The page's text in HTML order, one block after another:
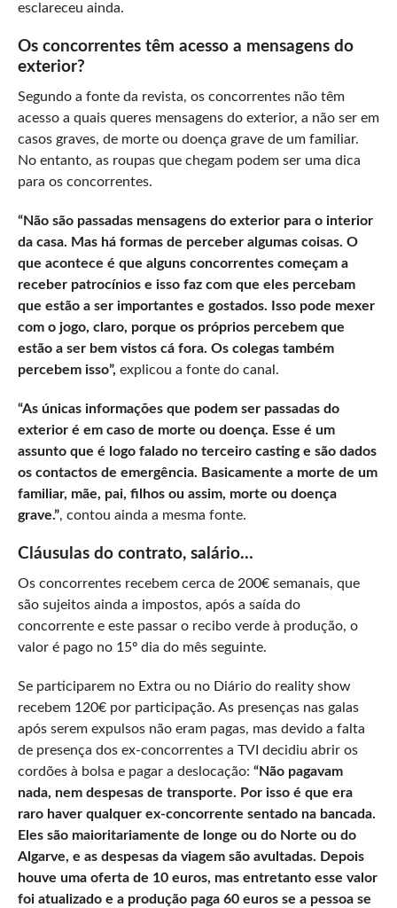
esclareceu ainda.
Os concorrentes têm acesso a mensagens do
exterior?
Segundo a fonte da revista, os concorrentes não têm
acesso a quais queres mensagens do exterior, a não ser em
casos graves, de morte ou doença grave de um familiar.
No entanto, as roupas que chegam podem ser uma dica
para os concorrentes.
“Não são passadas mensagens do exterior para o interior
da casa. Mas há formas de perceber algumas coisas. O
que acontece é que alguns concorrentes começam a
receber patrocínios e isso faz com que eles percebam
que estão a ser importantes e gostados. Isso pode mexer
com o jogo, claro, porque os próprios percebem que
estão a ser bem vistos cá fora. Os colegas também
percebem isso”, explicou a fonte do canal.
“As únicas informações que podem ser passadas do
exterior é em caso de morte ou doença. Esse é um
assunto que é logo falado no terceiro casting e são dados
os contactos de emergência. Basicamente a morte de um
familiar, mãe, pai, filhos ou assim, morte ou doença
grave.”, contou ainda a mesma fonte.
Cláusulas do contrato, salário…
Os concorrentes recebem cerca de 200€ semanais, que
são sujeitos ainda a impostos, após a saída do
concorrente e este passar o recibo verde à produção, o
valor é pago no 15º dia do mês seguinte.
Se participarem no Extra ou no Diário do reality show
recebem 120€ por participação. As presenças nas galas
após serem expulsos não eram pagas, mas devido a falta
de presença dos ex-concorrentes a TVI decidiu abrir os
cordões à bolsa e pagar a deslocação: “Não pagavam
nada, nem despesas de transporte. Por isso é que era
raro haver qualquer ex-concorrente sentado na bancada.
Eles são maioritariamente de longe ou do Norte ou do
Algarve, e as despesas da viagem são avultadas. Depois
houve uma oferta de 10 euros, mas entretanto esse valor
foi atualizado e a produção paga 60 euros se a pessoa se